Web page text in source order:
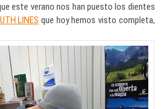
este verano nos han puesto los dientes
LINES que hoy hemos visto completa,